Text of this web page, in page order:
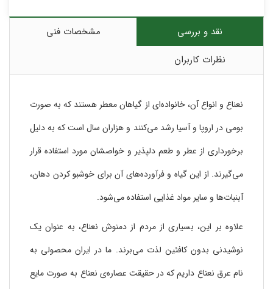
کاهش دردهای قاعدگی
ضدعفونی کننده
درمان یبوست و ...
نقد و بررسی
مشخصات فنی
نظرات کاربران
نعناع و انواع آن، خانواده‌ای از گیاهان معطر هستند که به صورت
بومی در اروپا و آسیا رشد می‌کنند و هزاران سال است که به دلیل
برخورداری از عطر و طعم دلپذیر و خواصشان مورد استفاده قرار
می‌گیرند. از این گیاه و فرآورده‌های آن برای خوشبو کردن دهان،
آبنبات‌ها و سایر مواد غذایی استفاده می‌شود.
علاوه بر این، بسیاری از مردم از دمنوش نعناع، به عنوان یک
نوشیدنی بدون کافئین لذت می‌برند. ما در ایران محصولی به
نام عرق نعناع داریم که در حقیقت عصاره‌ی نعناع به صورت مایع